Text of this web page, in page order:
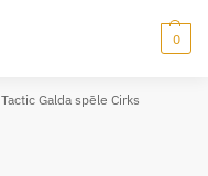
0
Tactic Galda spēle Cirks